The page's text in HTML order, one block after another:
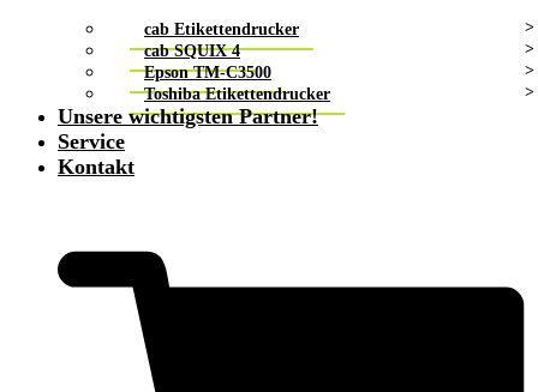
cab Etikettendrucker
cab SQUIX 4
Epson TM-C3500
Toshiba Etikettendrucker
Unsere wichtigsten Partner!
Service
Kontakt